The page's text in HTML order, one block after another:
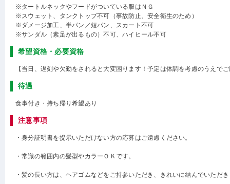
※タートルネックやフードがついている服はＮＧ
※スウェット、タンクトップ不可（事故防止、安全衛生のため）
※ダメージ加工、半パン／短パン、スカート不可
※サンダル（素足が出るもの）不可、ハイヒール不可
希望資格・必要資格
【当日、遅刻や欠勤をされると大変困ります！予定は体調を考慮のうえで
待遇
食事付き・持ち帰り希望あり
注意事項
・身分証明書を提示いただけない方の応募はご遠慮ください。
・常識の範囲内の髪型やカラーＯＫです。
・髪の長い方は、ヘアゴムなどをご持参いただき、きれいに結んでいただ